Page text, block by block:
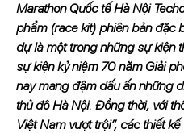
Marathon Quốc tế Hà Nội
phẩm (race kit) phiên bản đặc
dự là một trong những sự kiện
sự kiện kỷ niệm 70 năm Giải
nay mang đậm dấu ấn những
thủ đô Hà Nội. Đồng thời, với
Việt Nam vượt trội”, các thiết